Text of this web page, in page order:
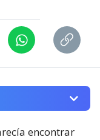
encontrar